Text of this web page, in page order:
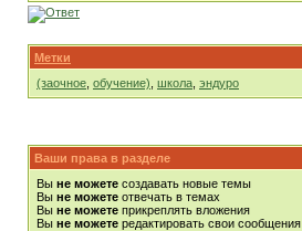
Метки
(заочное обучение) школа эндуро
Ваши права в разделе
Вы не можете создавать новые темы
Вы не можете отвечать в темах
Вы не можете прикреплять вложения
Вы не можете редактировать свои сообщения